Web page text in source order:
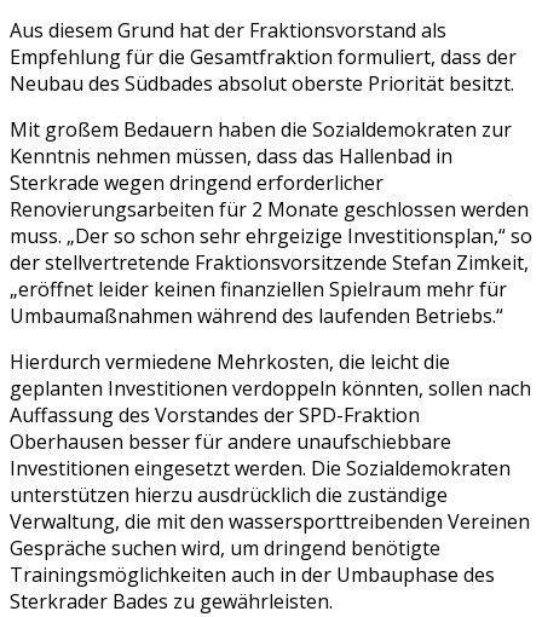
Aus diesem Grund hat der Fraktionsvorstand als
Empfehlung für die Gesamtfraktion formuliert, dass der
Neubau des Südbades absolut oberste Priorität besitzt.
Mit großem Bedauern haben die Sozialdemokraten zur
Kenntnis nehmen müssen, dass das Hallenbad in
Sterkrade wegen dringend erforderlicher
Renovierungsarbeiten für 2 Monate geschlossen werden
muss. „Der so schon sehr ehrgeizige Investitionsplan,“ so
der stellvertretende Fraktionsvorsitzende Stefan Zimkeit,
„eröffnet leider keinen finanziellen Spielraum mehr für
Umbaumaßnahmen während des laufenden Betriebs.“
Hierdurch vermiedene Mehrkosten, die leicht die
geplanten Investitionen verdoppeln könnten, sollen nach
Auffassung des Vorstandes der SPD-Fraktion
Oberhausen besser für andere unaufschiebbare
Investitionen eingesetzt werden. Die Sozialdemokraten
unterstützen hierzu ausdrücklich die zuständige
Verwaltung, die mit den wassersporttreibenden Vereinen
Gespräche suchen wird, um dringend benötigte
Trainingsmöglichkeiten auch in der Umbauphase des
Sterkrader Bades zu gewährleisten.